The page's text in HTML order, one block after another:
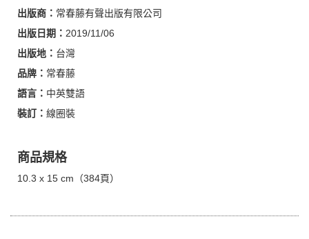
出版商： 常春藤有聲出版有限公司
出版日期： 2019/11/06
出版地： 台灣
品牌： 常春藤
語言： 中英雙語
裝訂： 線圈裝
商品規格
10.3 x 15 cm（384頁）